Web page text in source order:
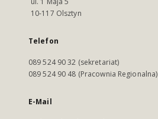
10-117 Olsztyn
Telefon
089 524 90 32 (sekretariat)
089 524 90 48 (Pracownia Regionalna)
E-Mail